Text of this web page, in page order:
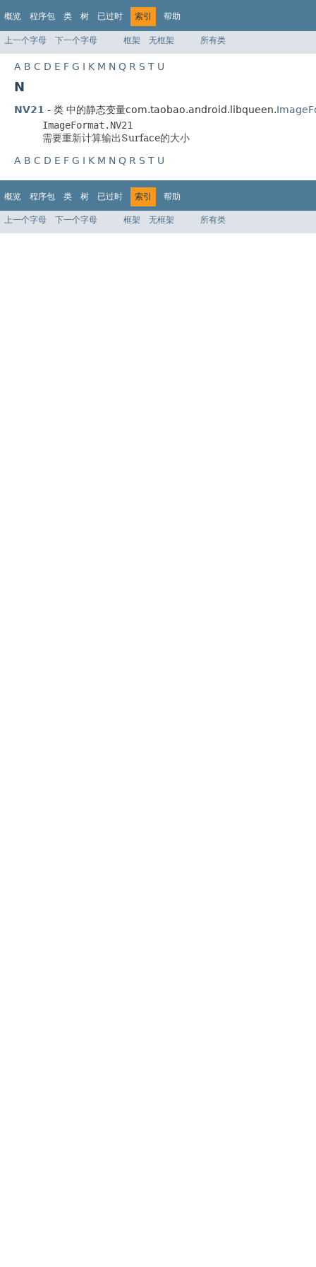
概览 程序包 类 树 已过时 索引 帮助
上一个字母 下一个字母 框架 无框架 所有类
A B C D E F G I K M N Q R S T U
N
NV21 - 类 中的静态变量com.taobao.android.libqueen.
ImageFormat.NV21
需要重新计算输出Surface的大小
A B C D E F G I K M N Q R S T U
概览 程序包 类 树 已过时 索引 帮助
上一个字母 下一个字母 框架 无框架 所有类